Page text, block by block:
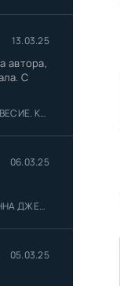
13.03.25
автора,
С
1 - АНА ШЕРРИ
06.03.25
ДЖЕЙН
05.03.25